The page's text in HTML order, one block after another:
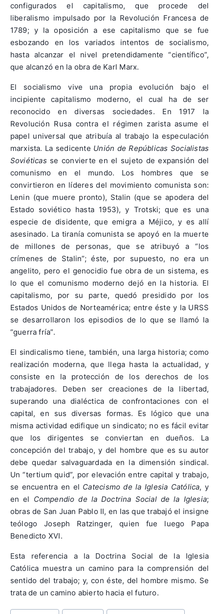
configurados el capitalismo, que procede del
liberalismo impulsado por la Revolución Francesa de
1789; y la oposición a ese capitalismo que se fue
esbozando en los variados intentos de socialismo,
hasta alcanzar el nivel pretendidamente “científico”,
que alcanzó en la obra de Karl Marx.
El socialismo vive una propia evolución bajo el
incipiente capitalismo moderno, el cual ha de ser
reconocido en diversas sociedades. En 1917 la
Revolución Rusa contra el régimen zarista asume el
papel universal que atribuía al trabajo la especulación
marxista. La sedicente Unión de Repúblicas Socialistas
Soviéticasse convierte en el sujeto de expansión del
comunismo en el mundo. Los hombres que se
convirtieron en líderes del movimiento comunista son:
Lenin (que muere pronto), Stalin (que se apodera del
Estado soviético hasta 1953), y Trotski; que es una
especie de disidente, que emigra a Méjico, y es allí
asesinado. La tiranía comunista se apoyó en la muerte
de millones de personas, que se atribuyó a “los
crímenes de Stalin”; éste, por supuesto, no era un
angelito, pero el genocidio fue obra de un sistema, es
lo que el comunismo moderno dejó en la historia. El
capitalismo, por su parte, quedó presidido por los
Estados Unidos de Norteamérica; entre éste y la URSS
se desarrollaron los episodios de lo que se llamó la
“guerra fría”.
El sindicalismo tiene, también, una larga historia; como
realización moderna, que llega hasta la actualidad, y
consiste en la protección de los derechos de los
trabajadores. Deben ser creaciones de la libertad,
superando una dialéctica de confrontaciones con el
capital, en sus diversas formas. Es lógico que una
misma actividad edifique un sindicato; no es fácil evitar
que los dirigentes se conviertan en dueños. La
concepción del trabajo, y del hombre que es su autor
debe quedar salvaguardada en la dimensión sindical.
Un “tertium quid”, por elevación entre capital y trabajo,
se encuentra en el Catecismo de la Iglesia Católica, y
en el Compendio de la Doctrina Social de la Iglesia;
obras de San Juan Pablo II, en las que trabajó el insigne
teólogo Joseph Ratzinger, quien fue luego Papa
Benedicto XVI.
Esta referencia a la Doctrina Social de la Iglesia
Católica muestra un camino para la comprensión del
sentido del trabajo; y, con éste, del hombre mismo. Se
trata de un camino abierto hacia el futuro.
Post